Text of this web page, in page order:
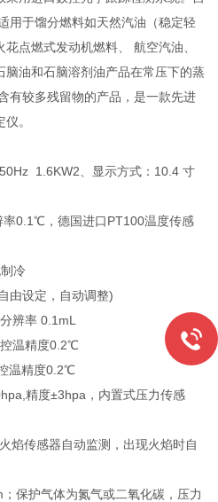
用于馏分燃料如天然汽油（稳定轻
点燃式发动机燃料、 航空汽油、
脑油和石脑溶剂油产品在常压下的蒸
有较多残留物的产品，是一款先进
。
1.6KW2、显示方式：10.4 寸
0.1℃，德国进口PT100温度传感
冷
由设定，自动调整)
辨率 0.1mL
温精度0.2℃
温精度0.2℃
精度±3hpa，内置式压力传感
焰传感器自动监测，出现火焰时自
保护气体为氮气或二氧化碳，压力